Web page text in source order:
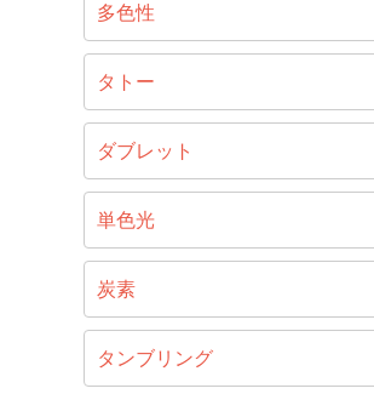
多色性
タトー
ダブレット
単色光
炭素
タンブリング